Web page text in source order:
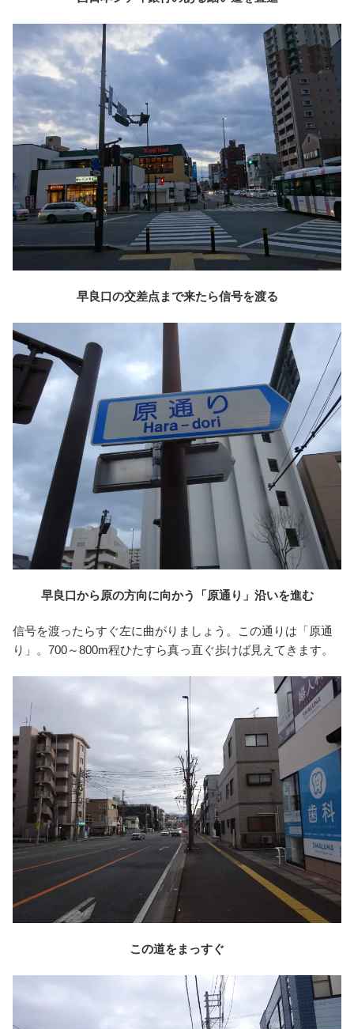
早良口の交差点まで来たら信号を渡る
早良口から原の方向に向かう「原通り」沿いを進む
信号を渡ったらすぐ左に曲がりましょう。この通りは「原通
り」。700～800m程ひたすら真っ直ぐ歩けば見えてきます。
この道をまっすぐ